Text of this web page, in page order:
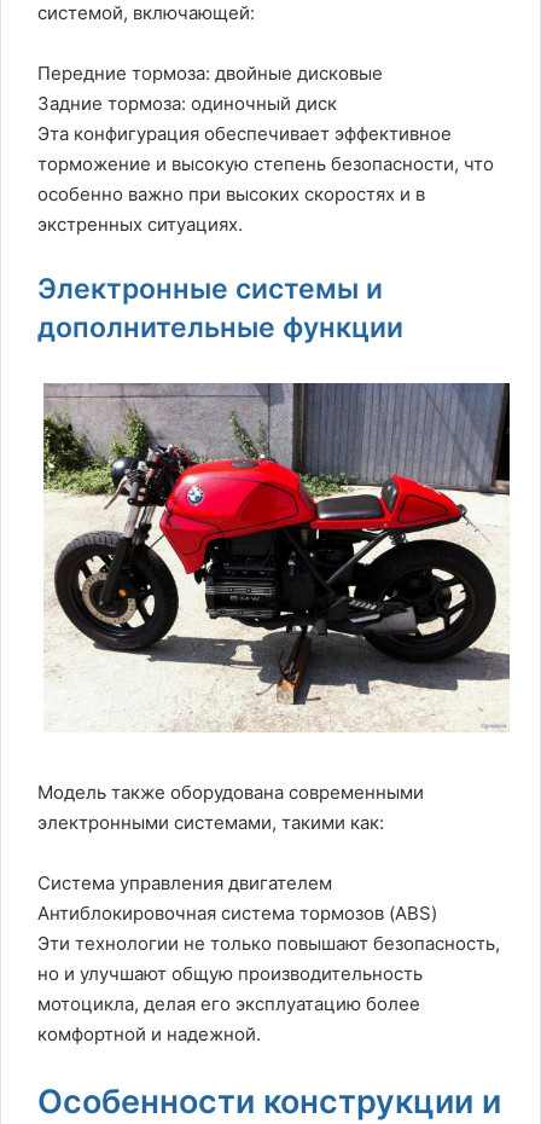
системой, включающей:
Передние тормоза: двойные дисковые
Задние тормоза: одиночный диск
Эта конфигурация обеспечивает эффективное
торможение и высокую степень безопасности, что
особенно важно при высоких скоростях и в
экстренных ситуациях.
Электронные системы и
дополнительные функции
Модель также оборудована современными
электронными системами, такими как:
Система управления двигателем
Антиблокировочная система тормозов (ABS)
Эти технологии не только повышают безопасность,
но и улучшают общую производительность
мотоцикла, делая его эксплуатацию более
комфортной и надежной.
Особенности конструкции и